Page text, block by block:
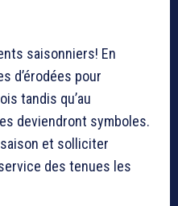
saisonniers! En
d’érodées pour
tandis qu’au
deviendront symboles.
et solliciter
des tenues les